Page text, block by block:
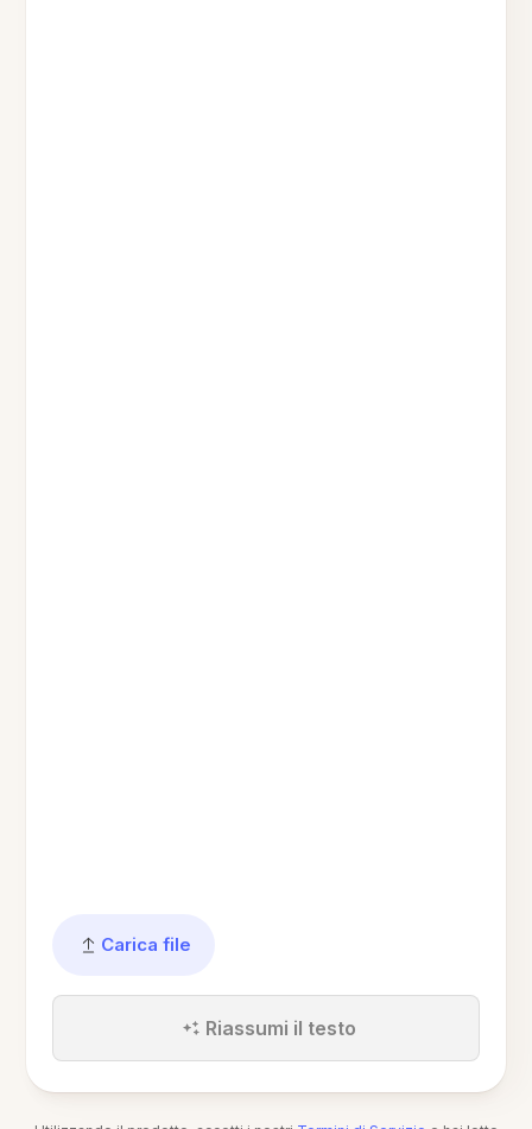
Carica file
Riassumi il testo